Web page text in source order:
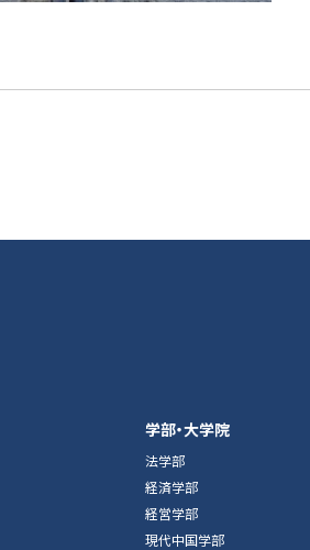
学部・大学院
法学部
経済学部
経営学部
現代中国学部